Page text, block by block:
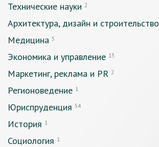
Технические науки 2
Архитектура, дизайн и строительство
Медицина 5
Экономика и управление 13
Маркетинг, реклама и PR 2
Регионоведение 1
Юриспруденция 54
История 1
Социология 1